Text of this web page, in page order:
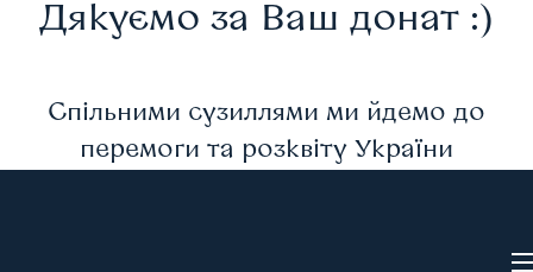
Дякуємо за Ваш донат :)
Спільними сузиллями ми йдемо до
перемоги та розквіту України